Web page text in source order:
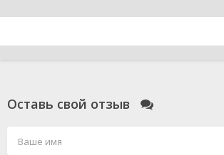
Оставь свой отзыв